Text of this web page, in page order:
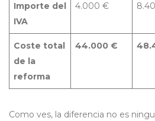
Importe del
IVA
4.000 €
Coste total
de la
reforma
44.000 €
Como ves, la diferencia no es